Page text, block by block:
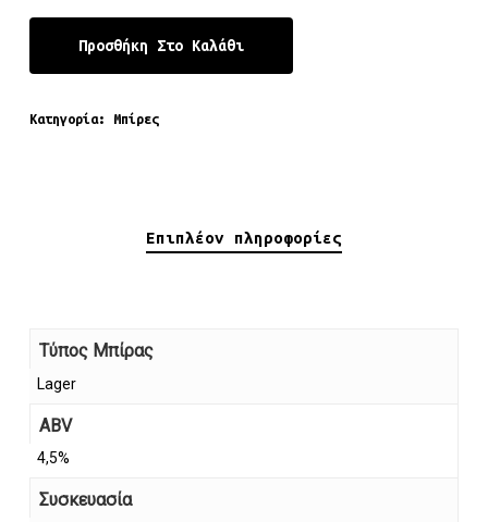
Προσθήκη Στο Καλάθι
Κατηγορία: Μπίρες
Επιπλέον πληροφορίες
Τύπος Μπίρας
Lager
ABV
4,5%
Συσκευασία